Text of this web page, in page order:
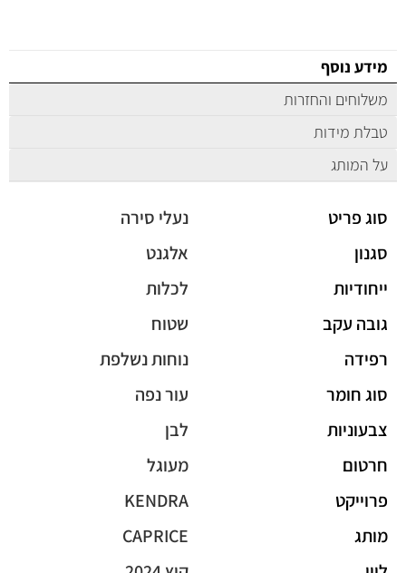
מידע נוסף
משלוחים והחזרות
טבלת מידות
על המותג
סוג פריט
נעלי סירה
סגנון
אלגנט
ייחודיות
לכלות
גובה עקב
שטוח
רפידה
נוחות נשלפת
סוג חומר
עור נפה
צבעוניות
לבן
חרטום
מעוגל
פרוייקט
KENDRA
מותג
CAPRICE